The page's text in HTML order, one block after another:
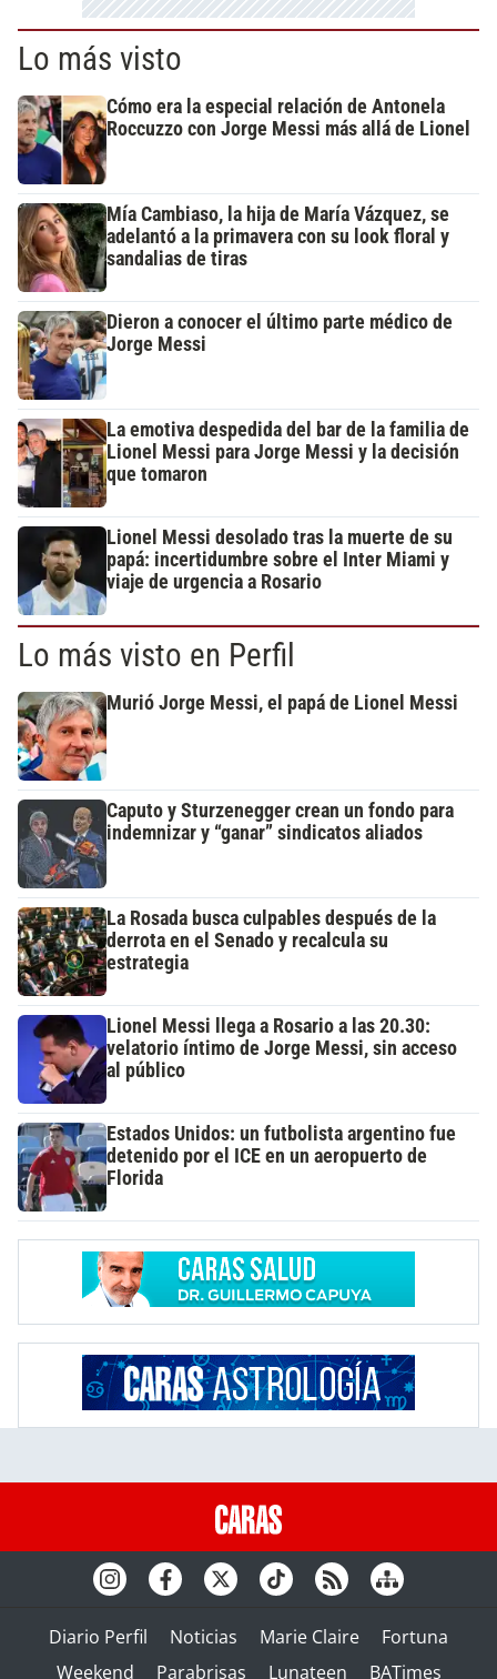
Lo más visto
Cómo era la especial relación de Antonela
Roccuzzo con Jorge Messi más allá de Lionel
Mía Cambiaso, la hija de María Vázquez, se
adelantó a la primavera con su look floral y
sandalias de tiras
Dieron a conocer el último parte médico de
Jorge Messi
La emotiva despedida del bar de la familia de
Lionel Messi para Jorge Messi y la decisión
que tomaron
Lionel Messi desolado tras la muerte de su
papá: incertidumbre sobre el Inter Miami y
viaje de urgencia a Rosario
Lo más visto en Perfil
Murió Jorge Messi, el papá de Lionel Messi
Caputo y Sturzenegger crean un fondo para
indemnizar y “ganar” sindicatos aliados
La Rosada busca culpables después de la
derrota en el Senado y recalcula su
estrategia
Lionel Messi llega a Rosario a las 20.30:
velatorio íntimo de Jorge Messi, sin acceso
al público
Estados Unidos: un futbolista argentino fue
detenido por el ICE en un aeropuerto de
Florida
Diario Perfil Noticias Marie Claire
Fortuna
Weekend
Parabrisas Lunateen BATimes